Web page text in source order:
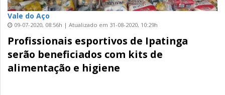
Vale do Aço
09-07-2020, 08:56h | Atualizado em 31-08-2020, 10:29h
Profissionais esportivos de Ipatinga
serão beneficiados com kits de
alimentação e higiene